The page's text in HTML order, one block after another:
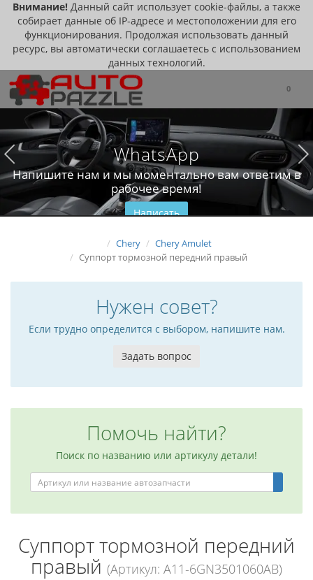
Внимание! Данный сайт использует cookie-файлы, а также
собирает данные об IP-адресе и местоположении для его
функционирования. Продолжая использовать данный
ресурс, вы автоматически соглашаетесь с использованием
данных технологий.
0
WhatsApp
Напишите нам и мы моментально вам ответим в
рабочее время!
Написать
Chery
Chery Amulet
Суппорт тормозной передний правый
Нужен совет?
Если трудно определится с выбором, напишите нам.
Задать вопрос
Помочь найти?
Поиск по названию или артикулу детали!
Суппорт тормозной передний
правый (Артикул: A11-6GN3501060AB)